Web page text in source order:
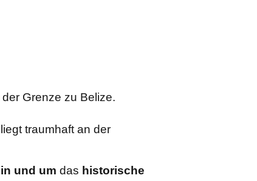
Grenze zu Belize.
traumhaft an der
in und um das historische